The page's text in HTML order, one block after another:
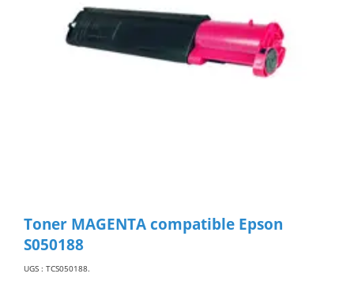
Toner MAGENTA compatible Epson
S050188
UGS : TCS050188.